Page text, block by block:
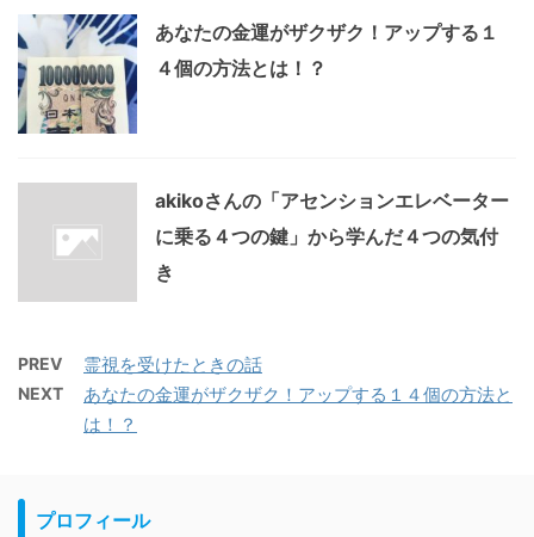
あなたの金運がザクザク！アップする１
４個の方法とは！？
akikoさんの「アセンションエレベーター
に乗る４つの鍵」から学んだ４つの気付
き
PREV 霊視を受けたときの話
NEXT
あなたの金運がザクザク！アップする１４個の方法と
は！？
プロフィール